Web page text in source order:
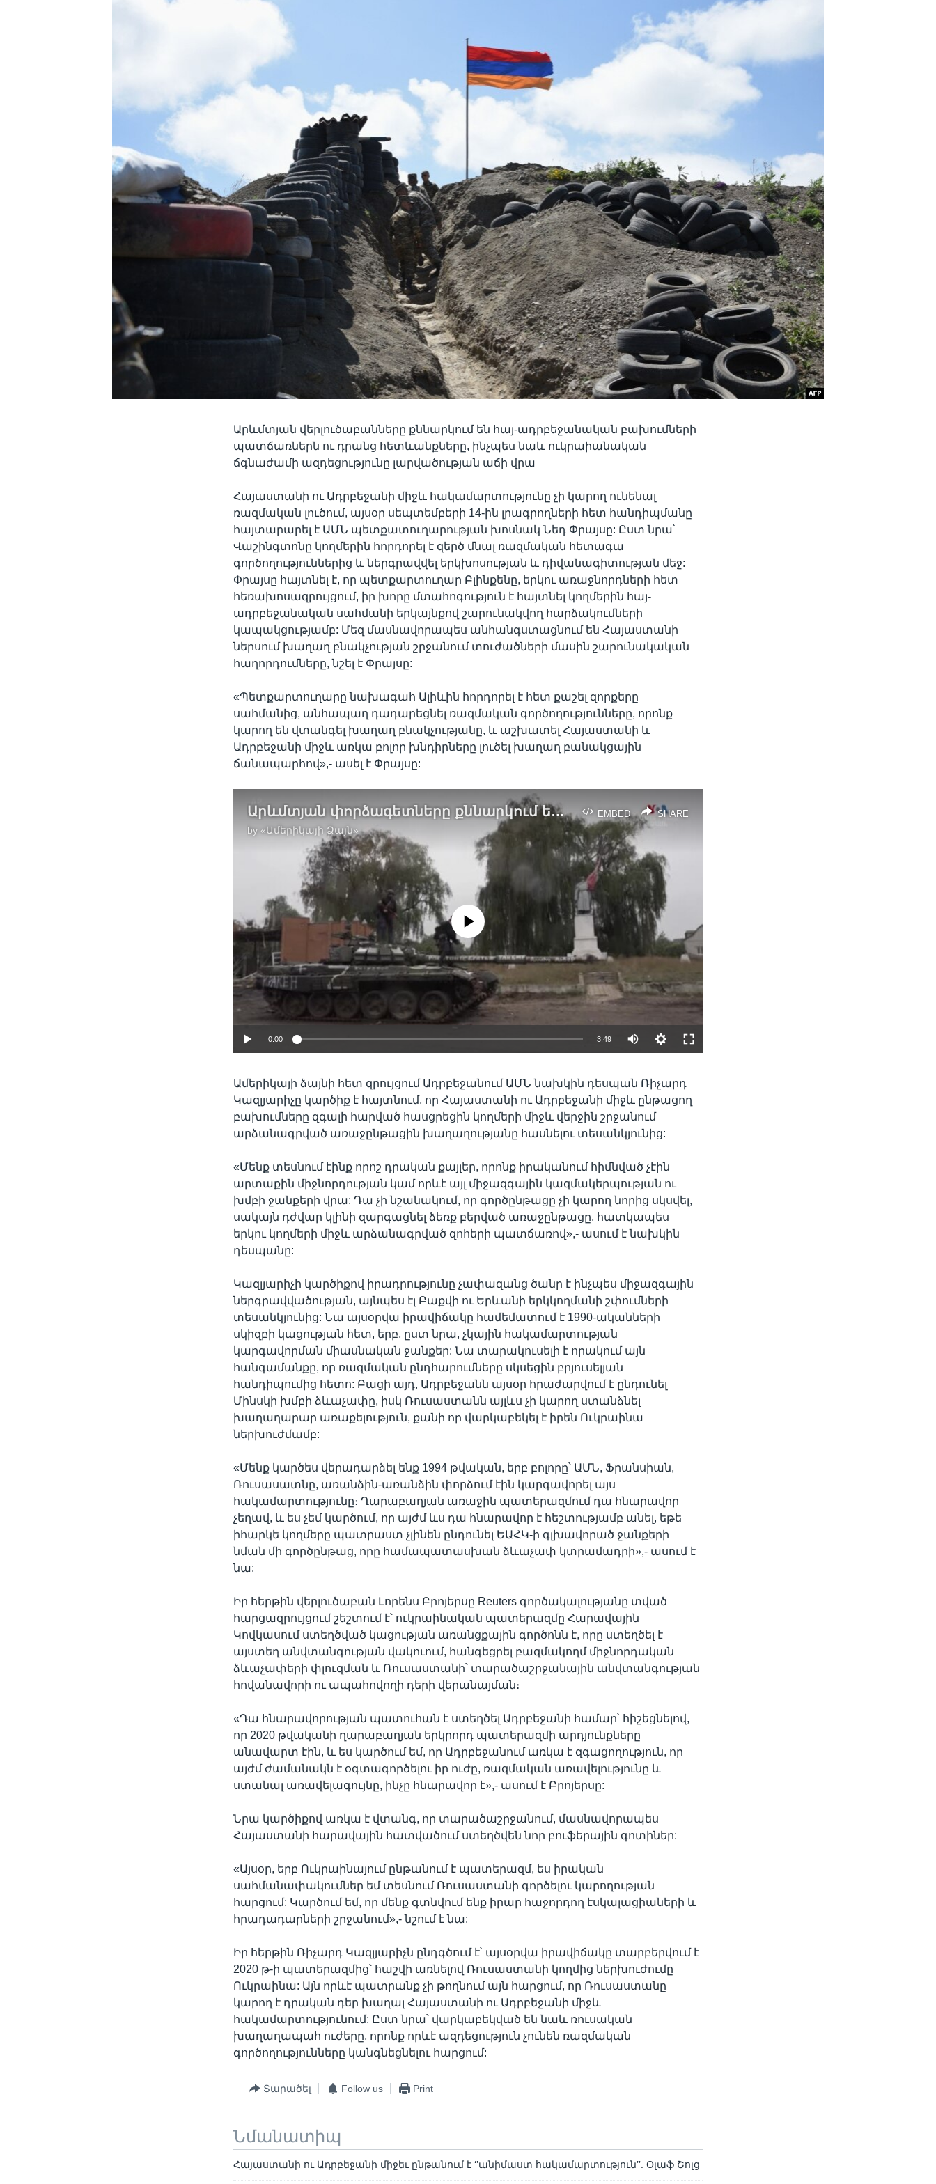
Արևմտյան վերլուծաբանները քննարկում են հայ-ադրբեջանական բախումների
պատճառներն ու դրանց հետևանքները, ինչպես նաև ուկրաիանական
ճգնաժամի ազդեցությունը լարվածության աճի վրա
Հայաստանի ու Ադրբեջանի միջև հակամարտությունը չի կարող ունենալ
ռազմական լուծում, այսօր սեպտեմբերի 14-ին լրագրողների հետ հանդիպմանը
հայտարարել է ԱՄՆ պետքատուղարության խոսնակ Նեդ Փրայսը: Ըստ նրա՝
Վաշինգտոնը կողմերին հորդորել է զերծ մնալ ռազմական հետագա
գործողություններից և ներգրավվել երկխոսության և դիվանագիտության մեջ:
Փրայսը հայտնել է, որ պետքարտուղար Բլինքենը, երկու առաջնորդների հետ
հեռախոսազրույցում, իր խորը մտահոգություն է հայտնել կողմերին հայ-
ադրբեջանական սահմանի երկայնքով շարունակվող հարձակումների
կապակցությամբ: Մեզ մասնավորապես անհանգստացնում են Հայաստանի
ներսում խաղաղ բնակչության շրջանում տուժածների մասին շարունակական
հաղորդումները, նշել է Փրայսը:
«Պետքարտուղարը նախագահ Ալիևին հորդորել է հետ քաշել զորքերը
սահմանից, անհապաղ դադարեցնել ռազմական գործողությունները, որոնք
կարող են վտանգել խաղաղ բնակչությանը, և աշխատել Հայաստանի և
Ադրբեջանի միջև առկա բոլոր խնդիրները լուծել խաղաղ բանակցային
ճանապարհով»,- ասել է Փրայսը:
EMBED SHARE
Արևմտյան փորձագետները քննարկում են հայ-ադրբեջանական բախումներն ու դրանց հետևանքները
by«Ամերիկայի Ձայն»
EMBED SHARE
No media source currently available
0:00 3:49
Ամերիկայի ձայնի հետ զրույցում Ադրբեջանում ԱՄՆ նախկին դեսպան Ռիչարդ
Կազլյարիչը կարծիք է հայտնում, որ Հայաստանի ու Ադրբեջանի միջև ընթացող
բախումները զգալի հարված հասցրեցին կողմերի միջև վերջին շրջանում
արձանագրված առաջընթացին խաղաղությանը հասնելու տեսանկյունից:
«Մենք տեսնում էինք որոշ դրական քայլեր, որոնք իրականում հիմնված չէին
արտաքին միջնորդության կամ որևէ այլ միջազգային կազմակերպության ու
խմբի ջանքերի վրա: Դա չի նշանակում, որ գործընթացը չի կարող նորից սկսվել,
սակայն դժվար կլինի զարգացնել ձեռք բերված առաջընթացը, հատկապես
երկու կողմերի միջև արձանագրված զոհերի պատճառով»,- ասում է նախկին
դեսպանը:
Կազլյարիչի կարծիքով իրադրությունը չափազանց ծանր է ինչպես միջազգային
ներգրավվածության, այնպես էլ Բաքվի ու Երևանի երկկողմանի շփումների
տեսանկյունից: Նա այսօրվա իրավիճակը համեմատում է 1990-ականների
սկիզբի կացության հետ, երբ, ըստ նրա, չկային հակամարտության
կարգավորման միասնական ջանքեր: Նա տարակուսելի է որակում այն
հանգամանքը, որ ռազմական ընդհարումները սկսեցին բրյուսելյան
հանդիպումից հետո: Բացի այդ, Ադրբեջանն այսօր հրաժարվում է ընդունել
Մինսկի խմբի ձևաչափը, իսկ Ռուսաստանն այլևս չի կարող ստանձնել
խաղաղարար առաքելություն, քանի որ վարկաբեկել է իրեն Ուկրաինա
ներխուժմամբ:
«Մենք կարծես վերադարձել ենք 1994 թվական, երբ բոլորը՝ ԱՄՆ, Ֆրանսիան,
Ռուսասատնը, առանձին-առանձին փորձում էին կարգավորել այս
հակամարտությունը։ Ղարաբաղյան առաջին պատերազմում դա հնարավոր
չեղավ, և ես չեմ կարծում, որ այժմ ևս դա հնարավոր է հեշտությամբ անել, եթե
իհարկե կողմերը պատրաստ չլինեն ընդունել ԵԱՀԿ-ի գլխավորած ջանքերի
նման մի գործընթաց, որը համապատասխան ձևաչափ կտրամադրի»,- ասում է
նա:
Իր հերթին վերլուծաբան Լորենս Բրոյերսը Reuters գործակալությանը տված
հարցազրույցում շեշտում է՝ ուկրաինական պատերազմը Հարավային
Կովկասում ստեղծված կացության առանցքային գործոնն է, որը ստեղծել է
այստեղ անվտանգության վակուում, հանգեցրել բազմակողմ միջնորդական
ձևաչափերի փլուզման և Ռուսաստանի՝ տարածաշրջանային անվտանգության
հովանավորի ու ապահովողի դերի վերանայման։
«Դա հնարավորության պատուհան է ստեղծել Ադրբեջանի համար՝ հիշեցնելով,
որ 2020 թվականի ղարաբաղյան երկրորդ պատերազմի արդյունքները
անավարտ էին, և ես կարծում եմ, որ Ադրբեջանում առկա է զգացողություն, որ
այժմ ժամանակն է օգտագործելու իր ուժը, ռազմական առավելությունը և
ստանալ առավելագույնը, ինչը հնարավոր է»,- ասում է Բրոյերսը:
Նրա կարծիքով առկա է վտանգ, որ տարածաշրջանում, մասնավորապես
Հայաստանի հարավային հատվածում ստեղծվեն նոր բուֆերային գոտիներ:
«Այսօր, երբ Ուկրաինայում ընթանում է պատերազմ, ես իրական
սահմանափակումներ եմ տեսնում Ռուսաստանի գործելու կարողության
հարցում: Կարծում եմ, որ մենք գտնվում ենք իրար հաջորդող էսկալացիաների և
հրադադարների շրջանում»,- նշում է նա:
Իր հերթին Ռիչարդ Կազլյարիչն ընդգծում է՝ այսօրվա իրավիճակը տարբերվում է
2020 թ-ի պատերազմից՝ հաշվի առնելով Ռուսաստանի կողմից ներխուժումը
Ուկրաինա: Այն որևէ պատրանք չի թողնում այն հարցում, որ Ռուսաստանը
կարող է դրական դեր խաղալ Հայաստանի ու Ադրբեջանի միջև
հակամարտությունում: Ըստ նրա՝ վարկաբեկված են նաև ռուսական
խաղաղապահ ուժերը, որոնք որևէ ազդեցություն չունեն ռազմական
գործողությունները կանգնեցնելու հարցում:
Տարածել Follow us Print
Նմանատիպ
Հայաստանի ու Ադրբեջանի միջեւ ընթանում է ‘’անիմաստ հակամարտություն’’. Օլաֆ Շոլց